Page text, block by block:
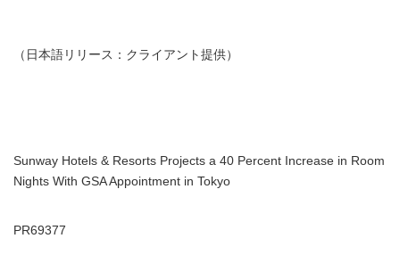
（日本語リリース：クライアント提供）
Sunway Hotels & Resorts Projects a 40 Percent Increase in Room
Nights With GSA Appointment in Tokyo
PR69377